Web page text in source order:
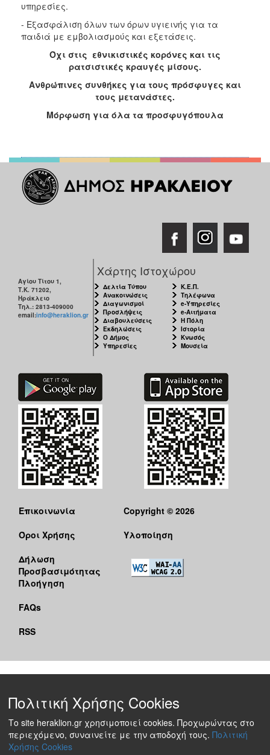
υπηρεσίες.
- Εξασφάλιση όλων των όρων υγιεινής για τα
παιδιά με εμβολιασμούς και εξετάσεις.
Όχι στις εθνικιστικές κορόνες και τις
ρατσιστικές κραυγές μίσους.
Ανθρώπινες συνθήκες για τους πρόσφυγες και
τους μετανάστες.
Μόρφωση για όλα τα προσφυγόπουλα
Αγίου Τίτου 1,
Τ.Κ. 71202,
Ηράκλειο
Τηλ.: 2813-409000
email:info@heraklion.gr
Χάρτης Ιστοχώρου
Δελτία Τύπου
Ανακοινώσεις
Διαγωνισμοί
Προσλήψεις
Διαβουλεύσεις
Εκδηλώσεις
Ο Δήμος
Υπηρεσίες
Κ.Ε.Π.
Τηλέφωνα
e-Υπηρεσίες
e-Αιτήματα
Η Πόλη
Ιστορία
Κνωσός
Μουσεία
Επικοινωνία
Όροι Χρήσης
Δήλωση
Προσβασιμότητας
Πλοήγηση
FAQs
RSS
Copyright © 2026
Υλοποίηση
Πολιτική Χρήσης Cookies
Το site heraklion.gr χρησιμοποιεί cookies. Προχωρώντας στο
περιεχόμενο, συναινείτε με την αποδοχή τους. Πολιτική
Χρήσης Cookies